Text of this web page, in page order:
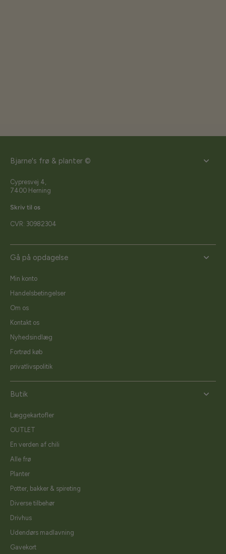
Bjarne's frø & planter ©
Cypresvej 4,
7400 Herning
Skriv til os
CVR: 30982304
Gå på opdagelse
Min konto
Handelsbetingelser
Om os
Kontakt os
Nyhedsindlæg
Fortrød køb
privatlivspolitik
Butik
Læggekartofler
OUTLET
En verden af chili
Alle frø
Planter
Potter, bakker & spireting
Diverse tilbehør
Drivhus
Udendørs madlavning
Gavekort